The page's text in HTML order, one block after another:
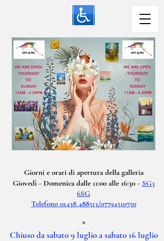
Giorni e orari di apertura della galleria
Giovedì - Domenica dalle 11:00 alle 16:30 - SG3
6SG
Telefono 01438 488513/07794510750
*
Chiuso da sabato 9 luglio a sabato 16 luglio